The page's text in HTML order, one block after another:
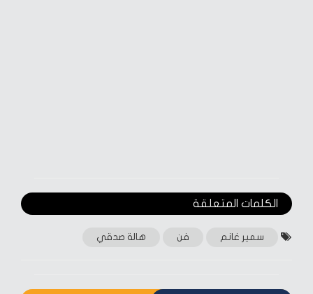
الكلمات المتعلقة‎
سمير غانم فن هالة صدقي